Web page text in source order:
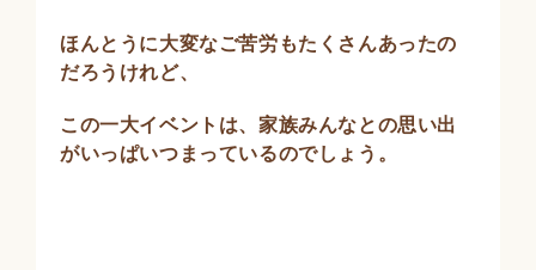
ほんとうに大変なご苦労もたくさんあったの
だろうけれど、
この一大イベントは、家族みんなとの思い出
がいっぱいつまっているのでしょう。